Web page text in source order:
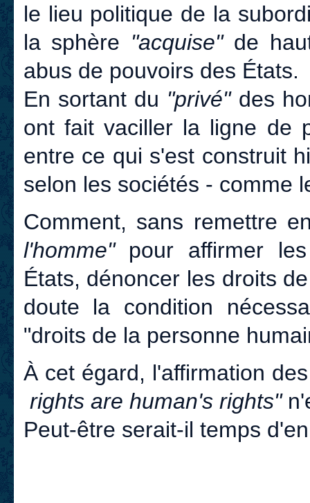
le lieu politique de la
la sphère "acquise"de
abus de pouvoirs des États.
En sortant du "privé"des
ont fait vaciller la ligne de
entre ce qui s'est construit
selon les sociétés - comme
Comment, sans remettre
l'homme"pour affirmer les
États, dénoncer les droits
doute la condition
"droits de la personne
À cet égard, l'affirmation
rights are human's rights"
Peut-être serait-il temps